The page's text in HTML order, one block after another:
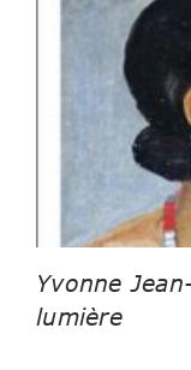
Yvonne
lumière